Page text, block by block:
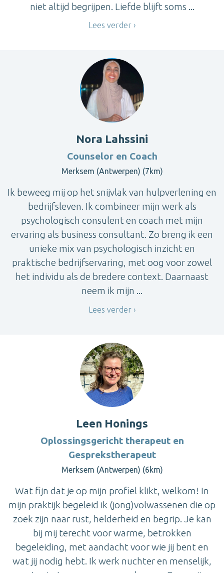
niet altijd begrijpen. Liefde blijft soms ...
Lees verder
Nora Lahssini
Counselor en Coach
Merksem (Antwerpen) (7km)
Ik beweeg mij op het snijvlak van hulpverlening en
bedrijfsleven. Ik combineer mijn werk als
psychologisch consulent en coach met mijn
ervaring als business consultant. Zo breng ik een
unieke mix van psychologisch inzicht en
praktische bedrijfservaring, met oog voor zowel
het individu als de bredere context. Daarnaast
neem ik mijn ...
Lees verder
Leen Honings
Oplossingsgericht therapeut en
Gesprekstherapeut
Merksem (Antwerpen) (6km)
Wat fijn dat je op mijn profiel klikt, welkom! In
mijn praktijk begeleid ik (jong)volwassenen die op
zoek zijn naar rust, helderheid en begrip. Je kan
bij mij terecht voor warme, betrokken
begeleiding, met aandacht voor wie jij bent en
wat jij nodig hebt. Ik werk nuchter en menselijk,